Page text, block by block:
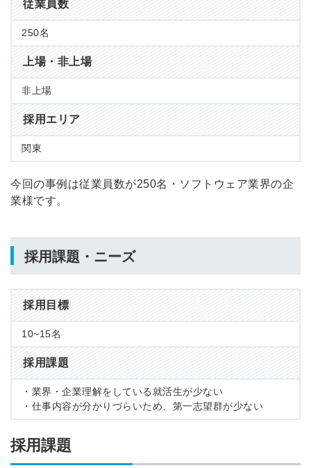
従業員数
250名
上場・非上場
非上場
採用エリア
関東
今回の事例は従業員数が250名・ソフトウェア業界の企
業様です。
採用課題・ニーズ
採用目標
10~15名
採用課題
・業界・企業理解をしている就活生が少ない
・仕事内容が分かりづらいため、第一志望群が少ない
採用課題